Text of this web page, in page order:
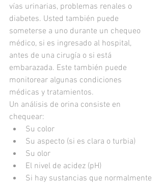
vías urinarias, problemas renales o
diabetes. Usted también puede
someterse a uno durante un chequeo
médico, si es ingresado al hospital,
antes de una cirugía o si está
embarazada. Este también puede
monitorear algunas condiciones
médicas y tratamientos.
Un análisis de orina consiste en
chequear:
Su color
Su aspecto (si es clara o turbia)
Su olor
El nivel de acidez (pH)
Si hay sustancias que normalmente